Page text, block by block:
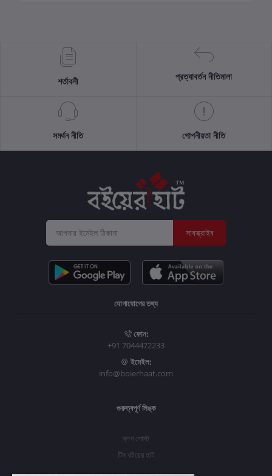
শর্তাবলী প্রত্যাবর্তন নীতিমালা
সমর্থন নীতি গোপনীয়তা নীতি
সাবস্ক্রাইব
যোগাযোগের তথ্য
ফোন:
+91 7044472233
ইমেইল:
info@boierhaat.com
গুরুত্বপূর্ণ লিঙ্ক
ব্লগ পোস্ট
টিম বইয়ের হাট